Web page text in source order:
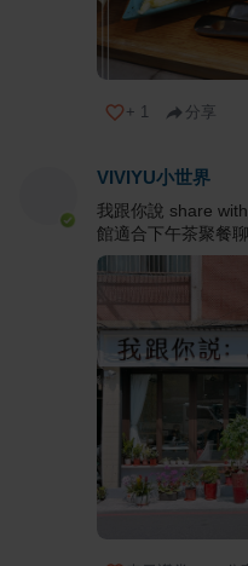
+ 1 分享
VIVIYU小世界
我跟你說 share
館適合下午茶聚餐